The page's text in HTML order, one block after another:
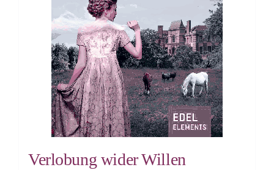
Verlobung wider Willen